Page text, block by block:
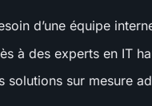
d’une équipe
à des experts en IT
solutions sur mesure